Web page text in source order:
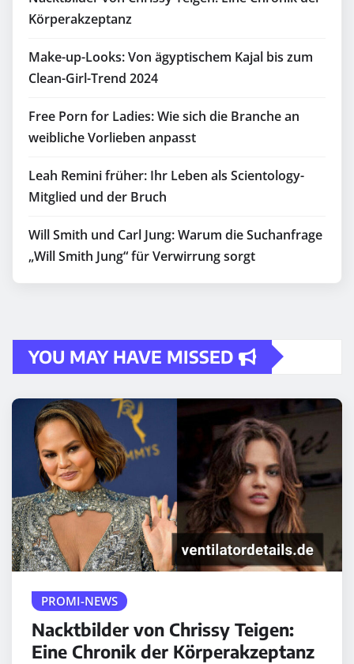
Körperakzeptanz
Make-up-Looks: Von ägyptischem Kajal bis zum
Clean-Girl-Trend 2024
Free Porn for Ladies: Wie sich die Branche an
weibliche Vorlieben anpasst
Leah Remini früher: Ihr Leben als Scientology-
Mitglied und der Bruch
Will Smith und Carl Jung: Warum die Suchanfrage
„Will Smith Jung“ für Verwirrung sorgt
YOU MAY HAVE MISSED
PROMI-NEWS
Nacktbilder von Chrissy Teigen:
Eine Chronik der Körperakzeptanz